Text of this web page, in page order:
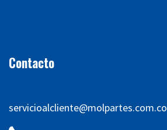
Contacto
servicioalcliente@molpartes.com.co